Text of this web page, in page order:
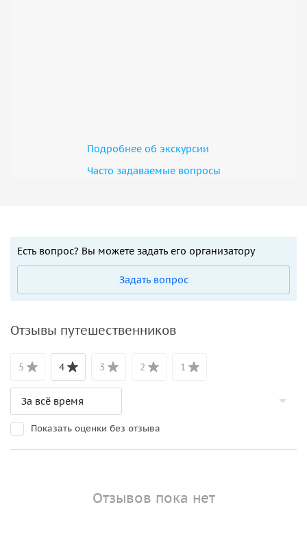
Подробнее об экскурсии
Часто задаваемые вопросы
Есть вопрос? Вы можете задать его организатору
Задать вопрос
Отзывы путешественников
5 4 3 2 1
Показать оценки без отзыва
Отзывов пока нет